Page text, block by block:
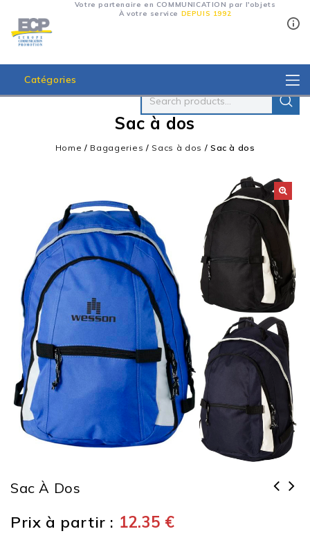
Votre partenaire en COMMUNICATION par l'objets
À votre service DEPUIS 1992
Catégories
Sac à dos
Home / Bagageries / Sacs à dos / Sac à dos
Sac À Dos
Prix à partir : 12.35 €